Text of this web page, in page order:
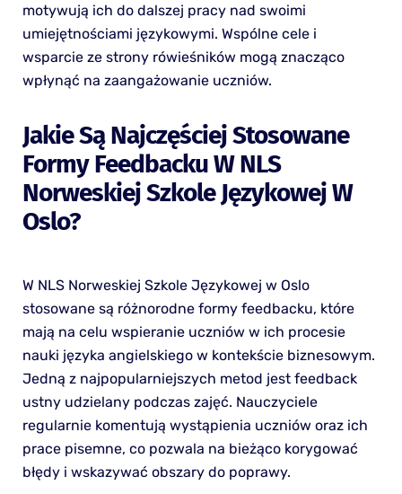
motywują ich do dalszej pracy nad swoimi
umiejętnościami językowymi. Wspólne cele i
wsparcie ze strony rówieśników mogą znacząco
wpłynąć na zaangażowanie uczniów.
Jakie Są Najczęściej Stosowane
Formy Feedbacku W NLS
Norweskiej Szkole Językowej W
Oslo?
W NLS Norweskiej Szkole Językowej w Oslo
stosowane są różnorodne formy feedbacku, które
mają na celu wspieranie uczniów w ich procesie
nauki języka angielskiego w kontekście biznesowym.
Jedną z najpopularniejszych metod jest feedback
ustny udzielany podczas zajęć. Nauczyciele
regularnie komentują wystąpienia uczniów oraz ich
prace pisemne, co pozwala na bieżąco korygować
błędy i wskazywać obszary do poprawy.